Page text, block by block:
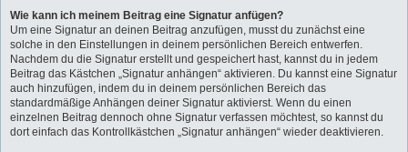
Wie kann ich meinem Beitrag eine Signatur anfügen?
Um eine Signatur an deinen Beitrag anzufügen, musst du zunächst eine
solche in den Einstellungen in deinem persönlichen Bereich entwerfen.
Nachdem du die Signatur erstellt und gespeichert hast, kannst du in jedem
Beitrag das Kästchen „Signatur anhängen“ aktivieren. Du kannst eine Signatur
auch hinzufügen, indem du in deinem persönlichen Bereich das
standardmäßige Anhängen deiner Signatur aktivierst. Wenn du einen
einzelnen Beitrag dennoch ohne Signatur verfassen möchtest, so kannst du
dort einfach das Kontrollkästchen „Signatur anhängen“ wieder deaktivieren.